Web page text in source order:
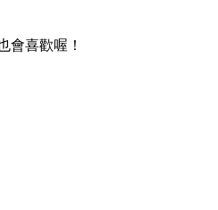
會喜歡喔！